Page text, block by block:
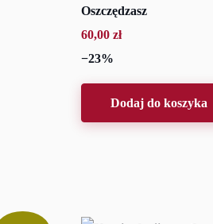
Oszczędzasz
60,00zł
−23%
Dodaj do koszyka